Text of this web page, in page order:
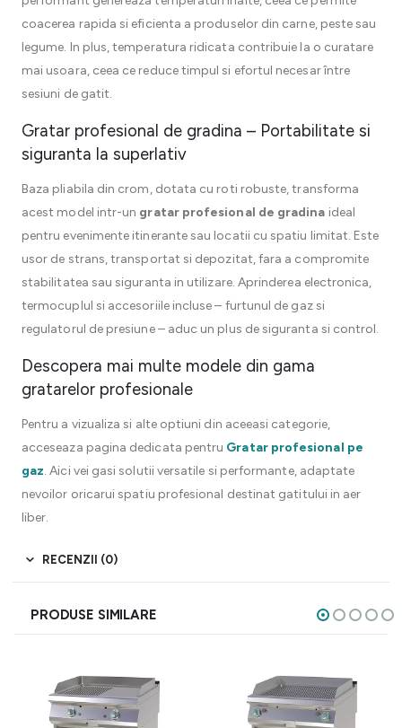
coacerea rapida si eficienta a produselor din carne, peste sau
legume. In plus, temperatura ridicata contribuie la o curatare
mai usoara, ceea ce reduce timpul si efortul necesar între
sesiuni de gatit.
Gratar profesional de gradina – Portabilitate si
siguranta la superlativ
Baza pliabila din crom, dotata cu roti robuste, transforma
acest model intr-un gratar profesional de gradina ideal
pentru evenimente itinerante sau locatii cu spatiu limitat. Este
usor de strans, transportat si depozitat, fara a compromite
stabilitatea sau siguranta in utilizare. Aprinderea electronica,
termocuplul si accesoriile incluse – furtunul de gaz si
regulatorul de presiune – aduc un plus de siguranta si control.
Descopera mai multe modele din gama
gratarelor profesionale
Pentru a vizualiza si alte optiuni din aceeasi categorie,
acceseaza pagina dedicata pentru Gratar profesional pe
gaz. Aici vei gasi solutii versatile si performante, adaptate
nevoilor oricarui spatiu profesional destinat gatitului in aer
liber.
RECENZII (0)
PRODUSE SIMILARE